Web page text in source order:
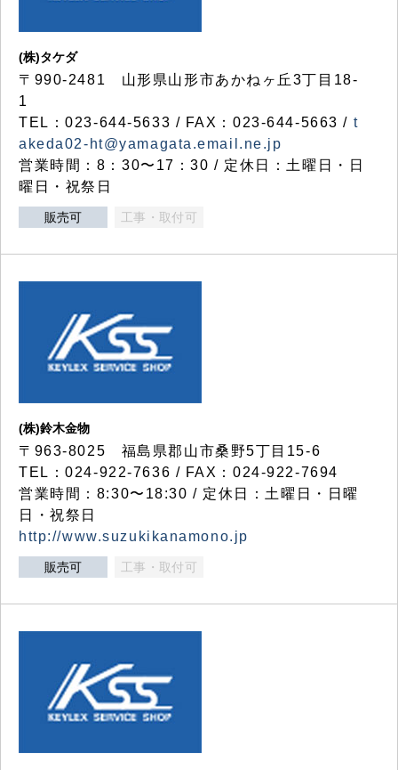
(株)タケダ
〒990-2481 山形県山形市あかねヶ丘3丁目18-
1
TEL：023-644-5633 / FAX：023-644-5663 / t
akeda02-ht@yamagata.email.ne.jp
営業時間：8：30〜17：30 / 定休日：土曜日・日
曜日・祝祭日
販売可 工事・取付可
(株)鈴木金物
〒963-8025 福島県郡山市桑野5丁目15-6
TEL：024-922-7636 / FAX：024-922-7694
営業時間：8:30〜18:30 / 定休日：土曜日・日曜
日・祝祭日
http://www.suzukikanamono.jp
販売可 工事・取付可